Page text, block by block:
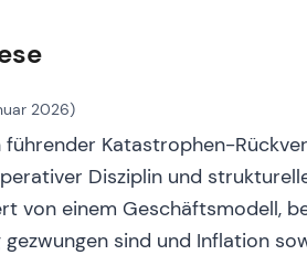
um nach den erhöhten
begann sich zu
sich ab, und der Weg
wurde realistischer.
[31]
einer Bodenbildung und
2026)
führender Katastrophen-
Disziplin und
von einem Geschäftsmodell,
sind und Inflation